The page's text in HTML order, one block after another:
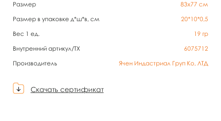
Размер
83х77 см
Размер в упаковке д*ш*в, см
20*10*0,5
Вес 1 ед.
19 гр
Внутренний артикул/TX
6075712
Производитель
Ячен Индастриал Груп Ко, ЛТД
Скачать сертификат